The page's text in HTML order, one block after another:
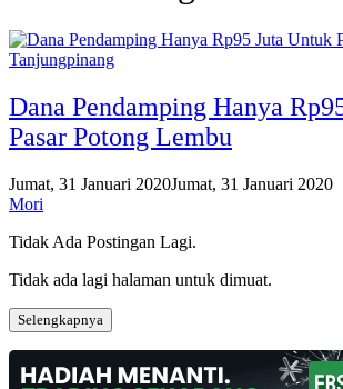
Tanjungpinang
Dana Pendamping Hanya
Pasar Potong Lembu
Jumat, 31 Januari 2020Jumat, 31 Januari 2020
Mori
Tidak Ada Postingan Lagi.
Tidak ada lagi halaman untuk dimuat.
Selengkapnya